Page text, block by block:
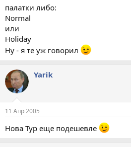
палатки либо:
Normal
или
Holiday
Ну - я те уж говорил
Yarik
11 Апр 2005
Нова Тур еще подешевле